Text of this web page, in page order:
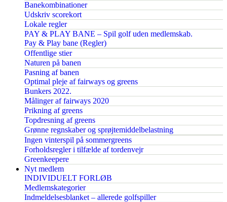
Banekombinationer
Udskriv scorekort
Lokale regler
PAY & PLAY BANE – Spil golf uden medlemskab.
Pay & Play bane (Regler)
Offentlige stier
Naturen på banen
Pasning af banen
Optimal pleje af fairways og greens
Bunkers 2022.
Målinger af fairways 2020
Prikning af greens
Topdresning af greens
Grønne regnskaber og sprøjtemiddelbelastning
Ingen vinterspil på sommergreens
Forholdsregler i tilfælde af tordenvejr
Greenkeepere
Nyt medlem
INDIVIDUELT FORLØB
Medlemskategorier
Indmeldelsesblanket – allerede golfspiller